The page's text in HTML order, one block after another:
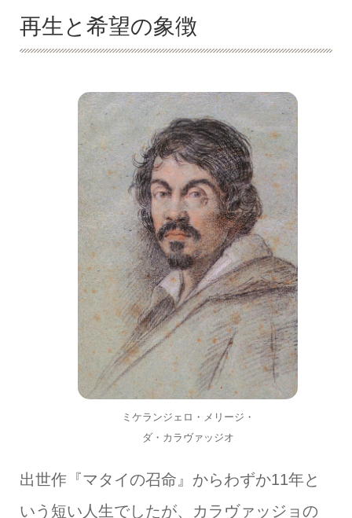
再生と希望の象徴
ミケランジェロ・メリージ・
ダ・カラヴァッジオ
出世作『マタイの召命』からわずか11年と
いう短い人生でしたが、カラヴァッジョの